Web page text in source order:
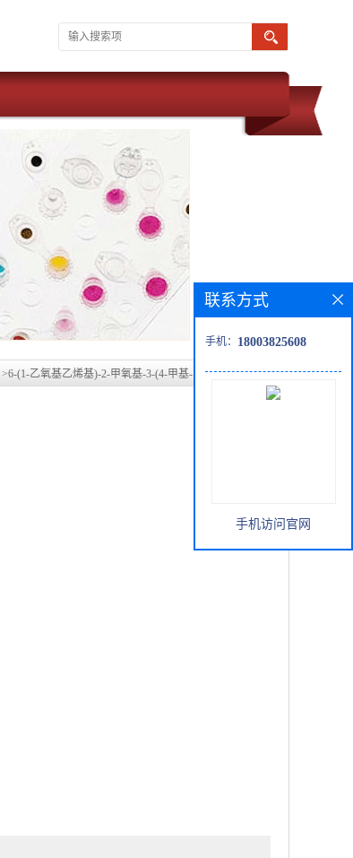
>6-(1-乙氧基乙烯基)-2-甲氧基-3-(4-甲基-1H-咪唑-1-基)吡啶
联系方式
手机： 18003825608
手机访问官网